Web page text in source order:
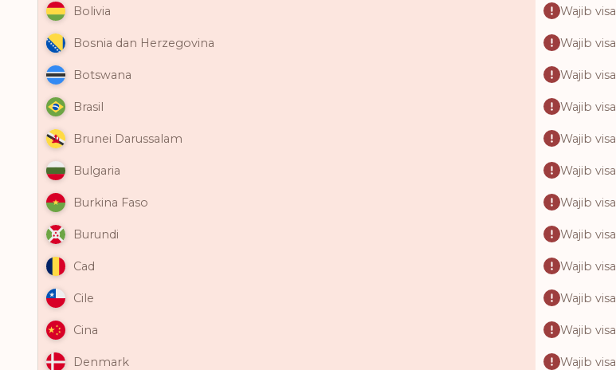
Bolivia Wajib visa
Bosnia dan Herzegovina Wajib visa
Botswana Wajib visa
Brasil Wajib visa
Brunei Darussalam Wajib visa
Bulgaria Wajib visa
Burkina Faso Wajib visa
Burundi Wajib visa
Cad Wajib visa
Cile Wajib visa
Cina Wajib visa
Denmark Wajib visa